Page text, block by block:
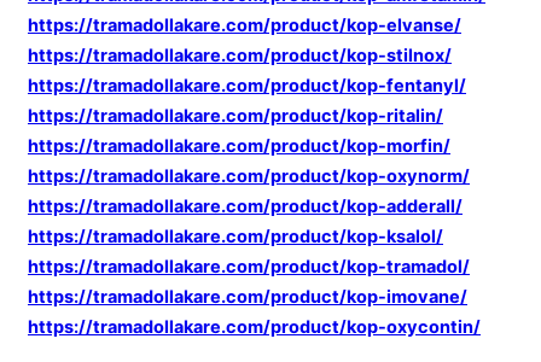
https://tramadollakare.com/product/kop-elvanse/
https://tramadollakare.com/product/kop-stilnox/
https://tramadollakare.com/product/kop-fentanyl/
https://tramadollakare.com/product/kop-ritalin/
https://tramadollakare.com/product/kop-morfin/
https://tramadollakare.com/product/kop-oxynorm/
https://tramadollakare.com/product/kop-adderall/
https://tramadollakare.com/product/kop-ksalol/
https://tramadollakare.com/product/kop-tramadol/
https://tramadollakare.com/product/kop-imovane/
https://tramadollakare.com/product/kop-oxycontin/